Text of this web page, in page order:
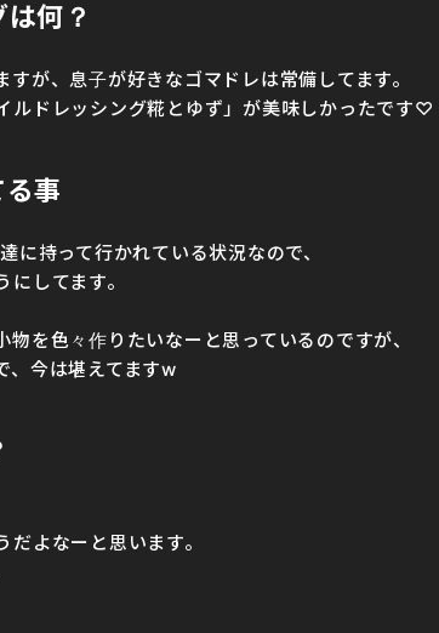
何？
が、息子が好きなゴマドレは常備してます。
ルドレッシング糀とゆず」が美味しかったです♡
事
に持って行かれている状況なので、
してます。
を色々作りたいなーと思っているのですが、
、今は堪えてますw
よなーと思います。